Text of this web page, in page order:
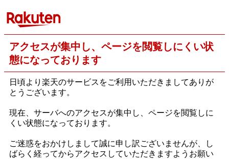
アクセスが集中し、ページを閲覧しにくい状
態になっております
日頃より楽天のサービスをご利用いただきましてありが
とうございます。
現在、サーバへのアクセスが集中し、ページを閲覧しに
くい状態になっております。
ご迷惑をおかけしまして誠に申し訳ございませんが、し
ばらく経ってからアクセスしていただきますようお願い